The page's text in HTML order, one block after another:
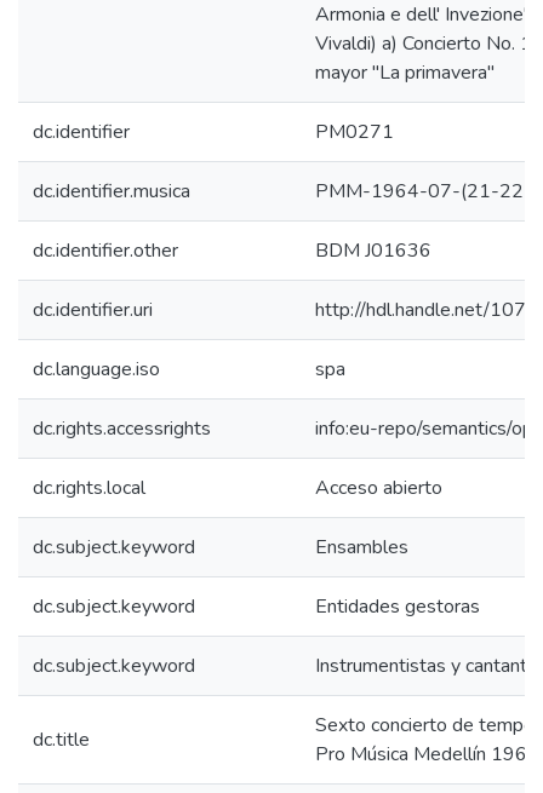
Armonia e dell' Invezione"
Vivaldi) a) Concierto No. 1
mayor "La primavera"
dc.identifier PM0271
dc.identifier.musica PMM-1964-07-(21-22-
dc.identifier.other BDM J01636
dc.identifier.uri http://hdl.handle.net/
dc.language.iso spa
dc.rights.accessrights info:eu-repo/semantics/
dc.rights.local Acceso abierto
dc.subject.keyword Ensambles
dc.subject.keyword Entidades gestoras
dc.subject.keyword Instrumentistas y
dc.title
Sexto concierto de
Pro Música Medellín 1964